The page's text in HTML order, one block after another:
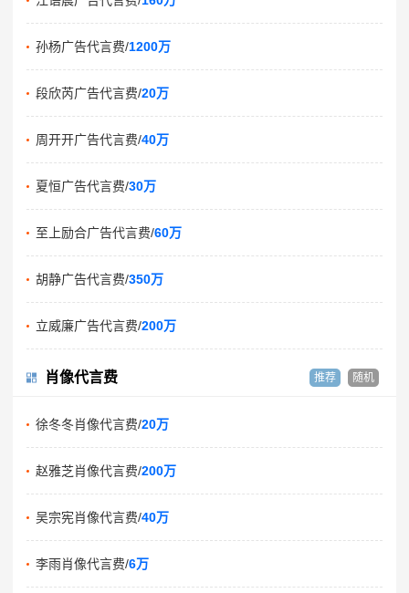
孙杨广告代言费/1200万
段欣芮广告代言费/20万
周开开广告代言费/40万
夏恒广告代言费/30万
至上励合广告代言费/60万
胡静广告代言费/350万
立威廉广告代言费/200万
肖像代言费 推荐 随机
徐冬冬肖像代言费/20万
赵雅芝肖像代言费/200万
吴宗宪肖像代言费/40万
李雨肖像代言费/6万